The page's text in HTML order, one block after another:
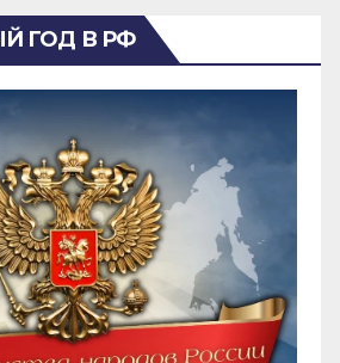
ГОД В РФ